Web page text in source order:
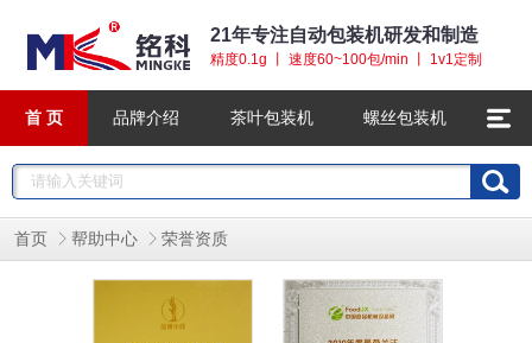
21年专注自动包装机研发和制造
精度0.1g 丨 速度60~100包/min 丨 1v1定制
首 页 品牌介绍 茶叶包装机 螺丝包装机
首页 帮助中心 荣誉资质